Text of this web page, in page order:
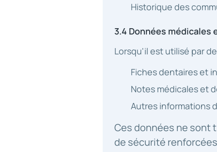
Historique des
3.4 Données médicales
Lorsqu'il est utilisé par
Fiches dentaires et
Notes médicales et
Autres informations
Ces données ne sont
de sécurité